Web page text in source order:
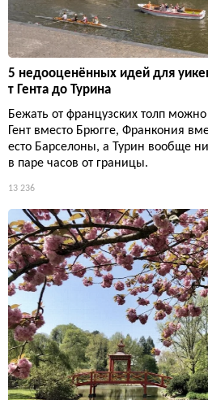
5 недооценённых идей для
т Гента до Турина
Бежать от французских толп
Гент вместо Брюгге, Франкония
есто Барселоны, а Турин вообще
в паре часов от границы.
13 236